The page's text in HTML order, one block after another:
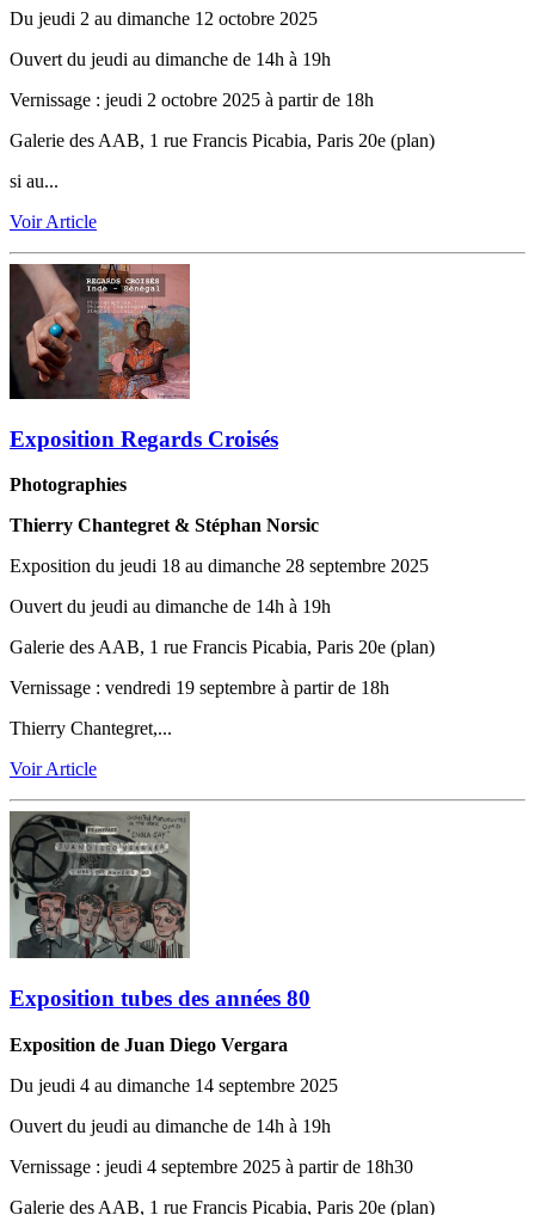
Du jeudi 2 au dimanche 12 octobre 2025
Ouvert du jeudi au dimanche de 14h à 19h
Vernissage ‬:‬‭ jeudi 2 octobre 2025 à partir de 18h
Galerie des AAB, 1 rue Francis Picabia, Paris 20e (plan)
si au...
Voir Article
Exposition Regards Croisés
Photographies
Thierry Chantegret & Stéphan Norsic
Exposition du jeudi 18 au dimanche 28 septembre 2025
Ouvert du jeudi au dimanche de 14h à 19h
Galerie des AAB, 1 rue Francis Picabia, Paris 20e (plan)
Vernissage ‬:‬‭ vendredi 19 septembre à partir de 18h
Thierry Chantegret,...
Voir Article
Exposition tubes des années 80
Exposition de Juan Diego Vergara ‭
Du jeudi 4 au dimanche 14 septembre 2025
Ouvert du jeudi au dimanche de 14h à 19h
Vernissage ‬:‬‭ jeudi 4 septembre 2025 à partir de 18h30
Galerie des AAB, 1 rue Francis Picabia, Paris 20e (plan)